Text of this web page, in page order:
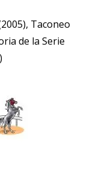
Taconeo
de la Serie